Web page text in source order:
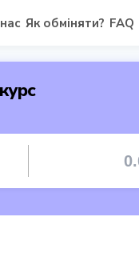
Як обміняти? FAQ